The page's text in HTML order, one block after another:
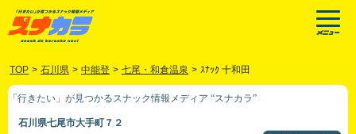
TOP > 石川県 > 中能登 > 七尾・和倉温泉 > ｽﾅｯｸ 十和田
「行きたい」が見つかるスナック情報メディア “スナカラ”
石川県七尾市大手町７２